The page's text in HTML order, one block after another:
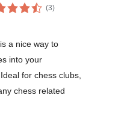
(3કુલ
રેટિંગ્સ
)
a nice way to
into your
for chess clubs,
chess related